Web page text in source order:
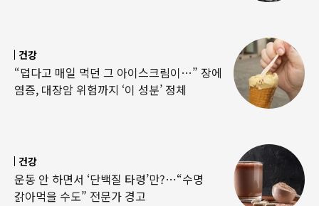
건강
“덥다고 매일 먹던 그 아이스크림이…” 장에
염증, 대장암 위험까지 ‘이 성분’ 정체
건강
운동 안 하면서 ‘단백질 타령’만?…“수명
갉아먹을 수도” 전문가 경고